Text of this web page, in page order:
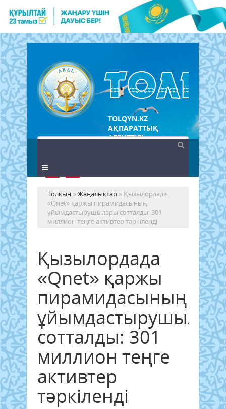
TOLQYN.KZ
АҚПАРАТТЫҚ
АГЕНТТІГІ
Толқын »Жаңалықтар » Қызылордада
«Qnet» қаржы пирамидасының
ұйымдастырушылары сотталды: 301
миллион теңге активтер тәркіленді
Қызылордада
«Qnet» қаржы
пирамидасының
сотталды: 301
миллион теңге
активтер
тәркіленді